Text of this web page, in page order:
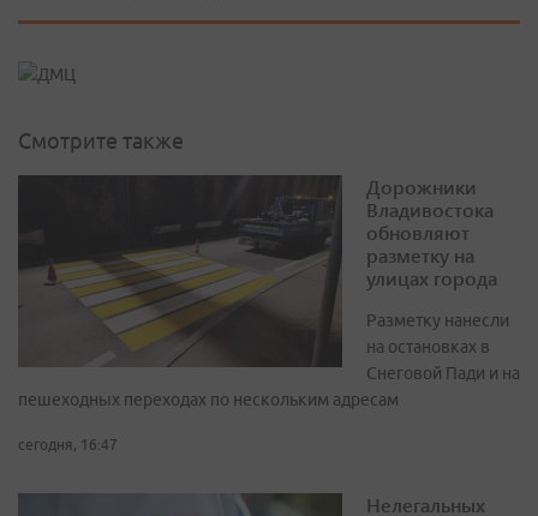
Смотрите также
Дорожники
Владивостока
обновляют
разметку на
улицах города
Разметку нанесли
на остановках в
Снеговой Пади и на
пешеходных переходах по нескольким адресам
сегодня, 16:47
Нелегальных